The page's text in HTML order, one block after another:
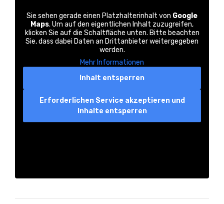
Sie sehen gerade einen Platzhalterinhalt von Google
Maps. Um auf den eigentlichen Inhalt zuzugreifen,
klicken Sie auf die Schaltfläche unten. Bitte beachten
Sie, dass dabei Daten an Drittanbieter weitergegeben
werden.
Mehr Informationen
Inhalt entsperren
Erforderlichen Service akzeptieren und
Inhalte entsperren